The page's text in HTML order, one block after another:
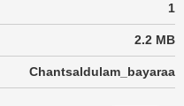
1
2.2 MB
Chantsaldulam_bayaraa